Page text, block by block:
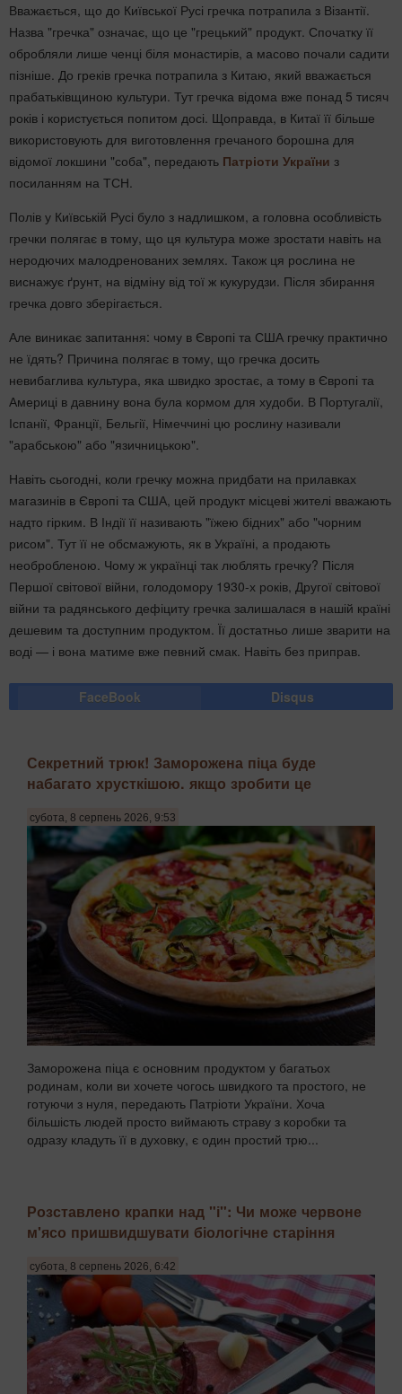
Вважається, що до Київської Русі гречка потрапила з Візантії.
Назва "гречка" означає, що це "грецький" продукт. Спочатку її
обробляли лише ченці біля монастирів, а масово почали садити
пізніше. До греків гречка потрапила з Китаю, який вважається
прабатьківщиною культури. Тут гречка відома вже понад 5 тисяч
років і користується попитом досі. Щоправда, в Китаї її більше
використовують для виготовлення гречаного борошна для
відомої локшини "соба", передають Патріоти України з
посиланням на ТСН.
Полів у Київській Русі було з надлишком, а головна особливість
гречки полягає в тому, що ця культура може зростати навіть на
неродючих малодренованих землях. Також ця рослина не
виснажує ґрунт, на відміну від тої ж кукурудзи. Після збирання
гречка довго зберігається.
Але виникає запитання: чому в Європі та США гречку практично
не їдять? Причина полягає в тому, що гречка досить
невибаглива культура, яка швидко зростає, а тому в Європі та
Америці в давнину вона була кормом для худоби. В Португалії,
Іспанії, Франції, Бельгії, Німеччині цю рослину називали
"арабською" або "язичницькою".
Навіть сьогодні, коли гречку можна придбати на прилавках
магазинів в Європі та США, цей продукт місцеві жителі вважають
надто гірким. В Індії її називають "їжею бідних" або "чорним
рисом". Тут її не обсмажують, як в Україні, а продають
необробленою. Чому ж українці так люблять гречку? Після
Першої світової війни, голодомору 1930-х років, Другої світової
війни та радянського дефіциту гречка залишалася в нашій країні
дешевим та доступним продуктом. Її достатньо лише зварити на
воді — і вона матиме вже певний смак. Навіть без приправ.
FaceBook Disqus
Секретний трюк! Заморожена піца буде
набагато хрусткішою. якщо зробити це
субота, 8 серпень 2026, 9:53
Заморожена піца є основним продуктом у багатьох
родинам, коли ви хочете чогось швидкого та простого, не
готуючи з нуля, передають Патріоти України. Хоча
більшість людей просто виймають страву з коробки та
одразу кладуть її в духовку, є один простий трю...
Розставлено крапки над "і": Чи може червоне
м'ясо пришвидшувати біологічне старіння
субота, 8 серпень 2026, 6:42